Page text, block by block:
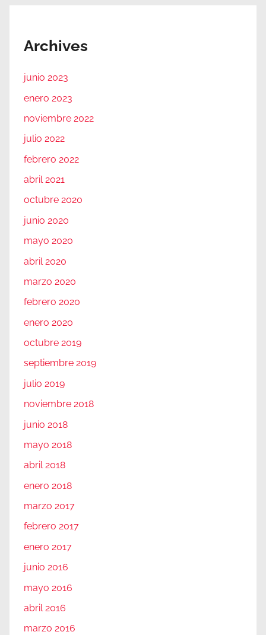
Archives
junio 2023
enero 2023
noviembre 2022
julio 2022
febrero 2022
abril 2021
octubre 2020
junio 2020
mayo 2020
abril 2020
marzo 2020
febrero 2020
enero 2020
octubre 2019
septiembre 2019
julio 2019
noviembre 2018
junio 2018
mayo 2018
abril 2018
enero 2018
marzo 2017
febrero 2017
enero 2017
junio 2016
mayo 2016
abril 2016
marzo 2016